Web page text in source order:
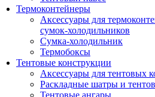
Термоконтейнеры
Аксессуары для
сумок-холодильников
Сумка-холодильник
Термобоксы
Тентовые конструкции
Аксессуары для тентовых
Раскладные шатры и
Тентовые ангары